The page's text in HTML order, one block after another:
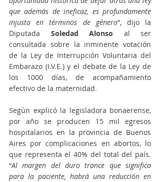
que además de ineficaz, es profundamente
injusta en términos de género”, dijo la
Diputada Soledad Alonso al ser
consultada sobre la inminente votación
de la Ley de Interrupción Voluntaria del
Embarazo (I.V.E.) y el debate de la Ley de
los 1000 días, de acompañamiento
efectivo de la maternidad.
Según explicó la legisladora bonaerense,
por año se producen 15 mil egresos
hospitalarios en la provincia de Buenos
Aires por complicaciones en abortos, lo
que representa el 40% del total del país.
“Al margen del duro trance que significa
para la paciente, habrá una reducción en